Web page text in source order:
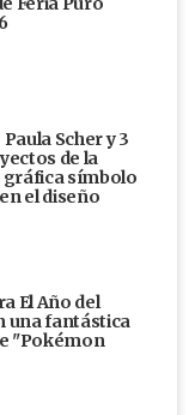
Scher y 3
de la
gráfica símbolo
el diseño
El Año del
una fantástica
"Pokémon